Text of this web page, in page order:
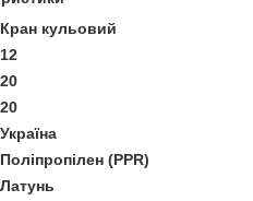
Кран кульовий
12
20
20
Україна
Поліпропілен (PPR)
Латунь